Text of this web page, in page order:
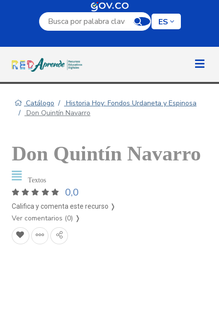
Campo de búsqueda por palabra clave
ES
Catálogo
Historia Hoy: Fondos Urdaneta y Espinosa
Don Quintín Navarro
Don Quintín Navarro
Textos
0,0
Califica y comenta este recurso ❭
Ver comentarios (0) ❭